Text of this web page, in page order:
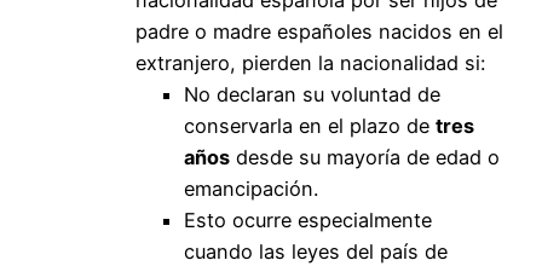
padre o madre españoles nacidos en el
extranjero, pierden la nacionalidad si:
No declaran su voluntad de
conservarla en el plazo de tres
años desde su mayoría de edad o
emancipación.
Esto ocurre especialmente
cuando las leyes del país de